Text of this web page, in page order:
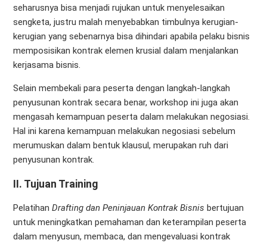
seharusnya bisa menjadi rujukan untuk menyelesaikan
sengketa, justru malah menyebabkan timbulnya kerugian-
kerugian yang sebenarnya bisa dihindari apabila pelaku bisnis
memposisikan kontrak elemen krusial dalam menjalankan
kerjasama bisnis.
Selain membekali para peserta dengan langkah-langkah
penyusunan kontrak secara benar, workshop ini juga akan
mengasah kemampuan peserta dalam melakukan negosiasi.
Hal ini karena kemampuan melakukan negosiasi sebelum
merumuskan dalam bentuk klausul, merupakan ruh dari
penyusunan kontrak.
II. Tujuan Training
Pelatihan Drafting dan Peninjauan Kontrak Bisnis bertujuan
untuk meningkatkan pemahaman dan keterampilan peserta
dalam menyusun, membaca, dan mengevaluasi kontrak